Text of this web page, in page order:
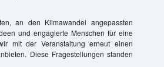
an den Klimawandel angepassten
und engagierte Menschen für eine
mit der Veranstaltung erneut einen
Diese Fragestellungen standen